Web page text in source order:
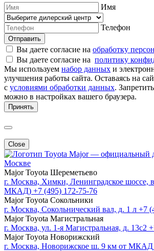
Имя
Телефон
Отправить
Вы даете согласие на обработку
Вы даете согласие на политику
Мы используем набор данных и
улучшения работы сайта. Оставаясь на
с условиями обработки данных.
можно в настройках вашего браузера.
Принять
Close
Major — официальный
Москве
Major Toyota Шереметьево
г. Москва, Химки, Ленинградское шоссе,
МКАД) +7 (495) 172-75-76
Major Toyota Сокольники
г. Москва, Сокольнический вал, д. 1 л +7
Major Toyota Магистральная
г. Москва, ул. 1-я Магистральная, д. 13с2
Major Toyota Новорижский
г. Москва, Новорижское ш. 9 км от МКАД